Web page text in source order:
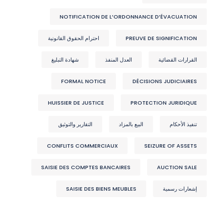
NOTIFICATION DE L’ORDONNANCE D’ÉVACUATION
PREUVE DE SIGNIFICATION احترام الحقوق القانونية
القرارات القضائية العدل المنفذ شهادة التبليغ
DÉCISIONS JUDICIAIRES
FORMAL NOTICE
PROTECTION JURIDIQUE
HUISSIER DE JUSTICE
تنفيذ الأحكام البيع بالمزاد التقارير والتوثيق
SEIZURE OF ASSETS
CONFLITS COMMERCIAUX
AUCTION SALE
SAISIE DES COMPTES BANCAIRES
إشعارات رسمية SAISIE DES BIENS MEUBLES